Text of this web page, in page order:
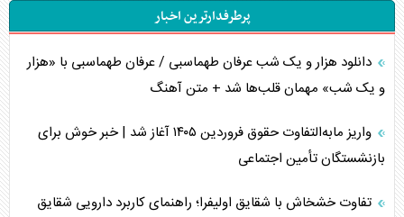
پرطرفدارترین اخبار
دانلود هزار و یک شب عرفان طهماسبی / عرفان طهماسبی با «هزار
و یک شب» مهمان قلب‌ها شد + متن آهنگ
واریز مابه‌التفاوت حقوق فروردین ۱۴۰۵ آغاز شد | خبر خوش برای
بازنشستگان تأمین اجتماعی
تفاوت خشخاش با شقایق اولیفرا؛ راهنمای کاربرد دارویی شقایق